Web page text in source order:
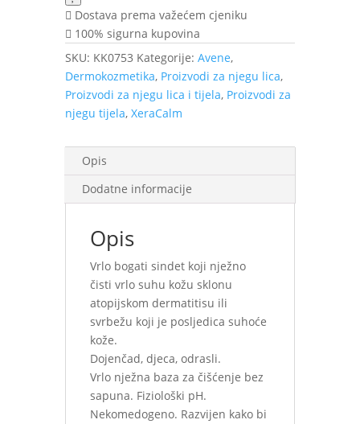
čišćenje
100
g
količina
Dostava prema važećem cjeniku
100% sigurna kupovina
SKU: KK0753 Kategorije: Avene,
Dermokozmetika, Proizvodi za njegu lica,
Proizvodi za njegu lica i tijela, Proizvodi za
njegu tijela, XeraCalm
Opis
Dodatne informacije
Opis
Vrlo bogati sindet koji nježno
čisti vrlo suhu kožu sklonu
atopijskom dermatitisu ili
svrbežu koji je posljedica suhoće
kože.
Dojenčad, djeca, odrasli.
Vrlo nježna baza za čišćenje bez
sapuna. Fiziološki pH.
Nekomedogeno. Razvijen kako bi